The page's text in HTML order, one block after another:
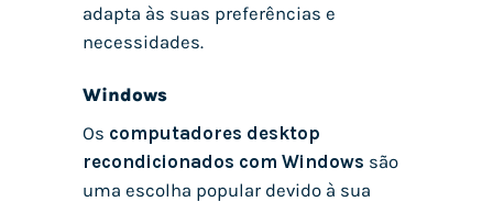
adapta às suas preferências e
necessidades.
Windows
Os computadores desktop
recondicionados com Windows são
uma escolha popular devido à sua